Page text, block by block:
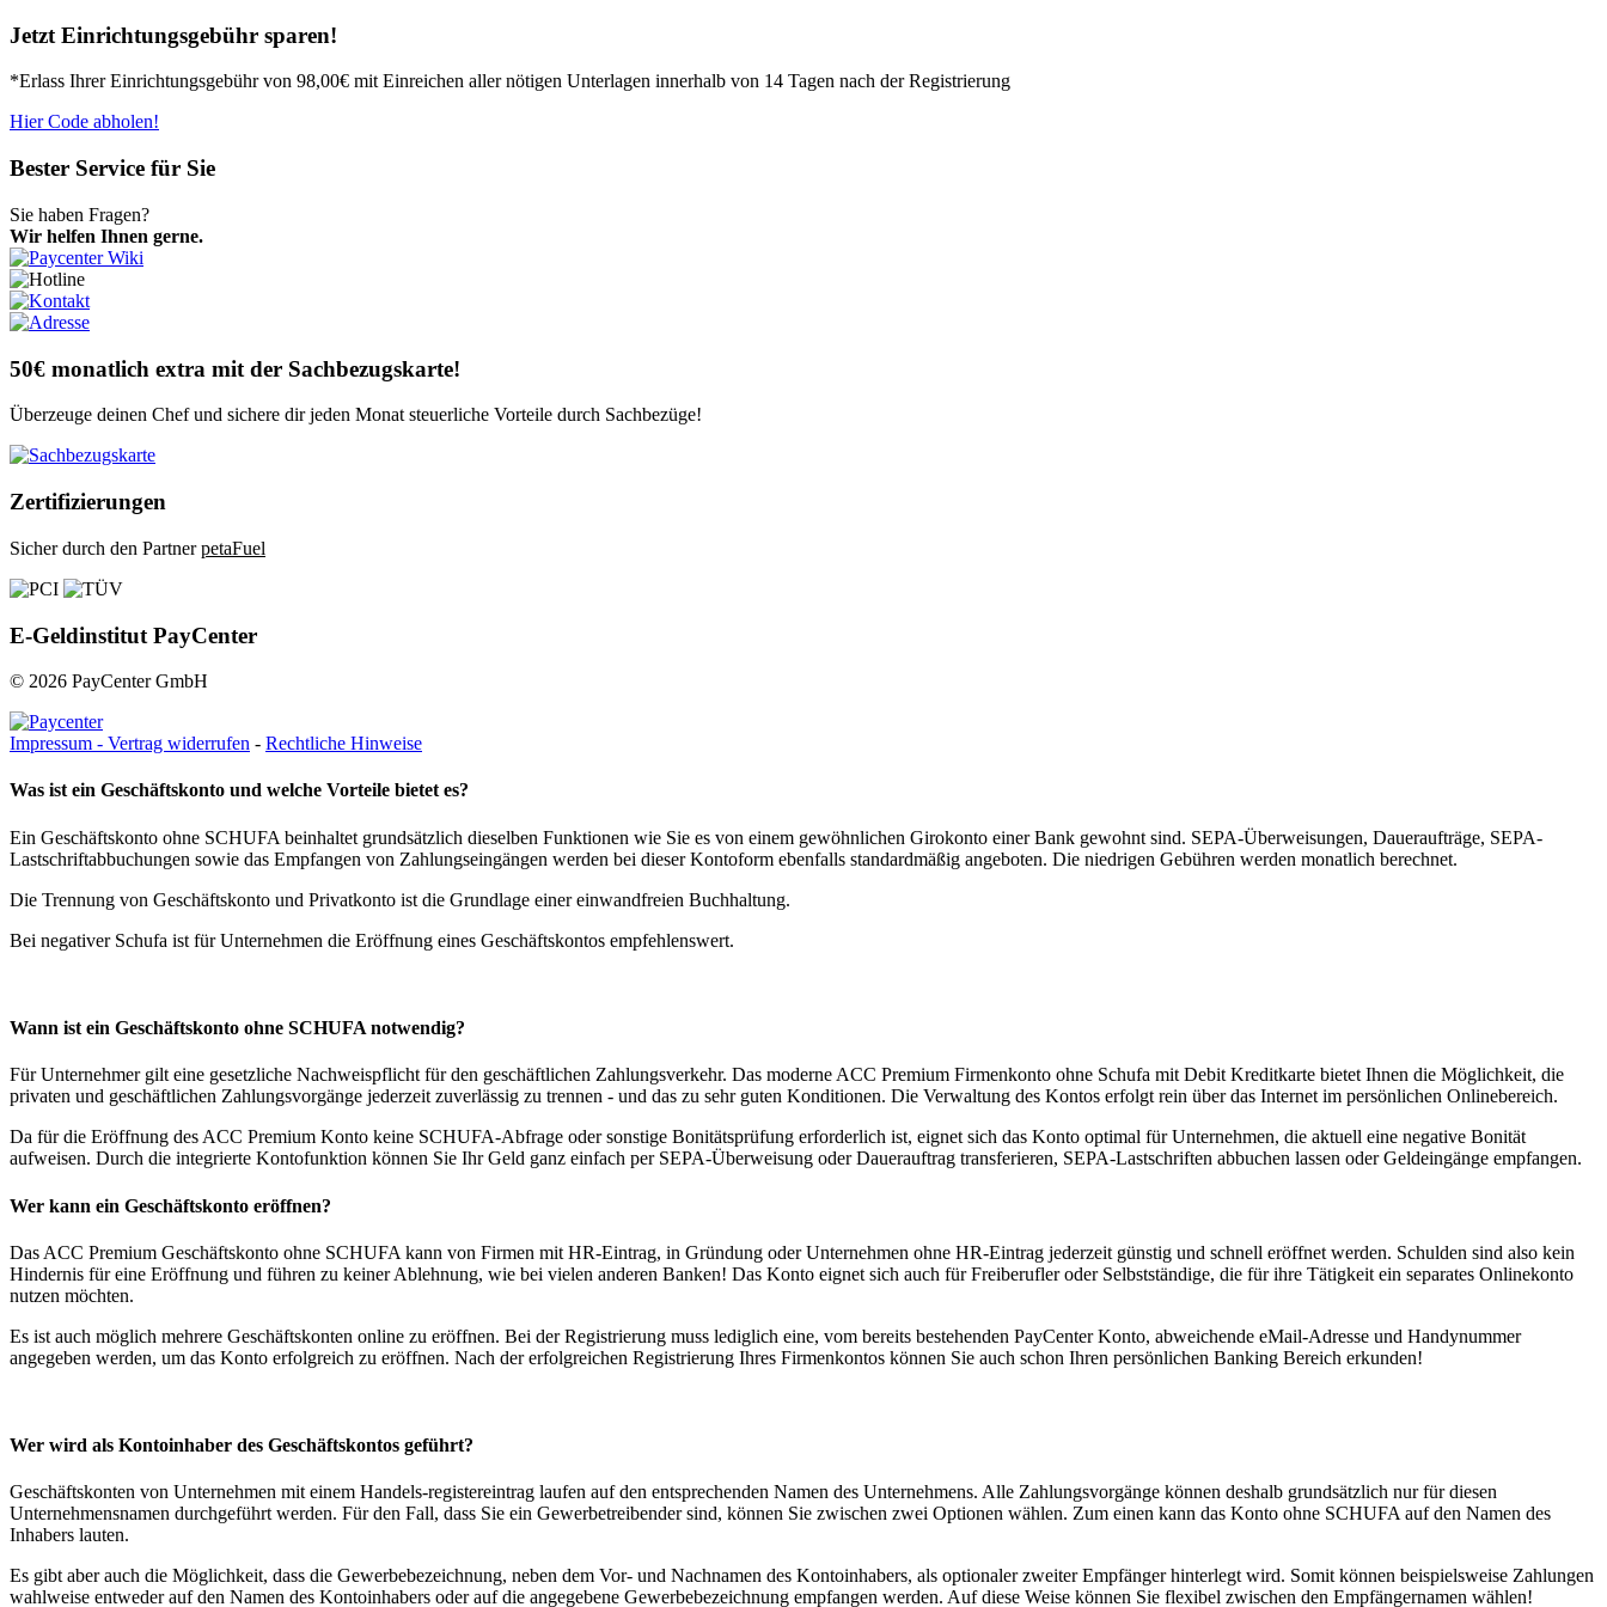
Jetzt Einrichtungsgebühr sparen!
*Erlass Ihrer Einrichtungsgebühr von 98,00€ mit Einreichen aller nötigen Unterlagen innerhalb von 14 Tagen nach der Registrierung
Hier Code abholen!
Bester Service für Sie
Sie haben Fragen?
Wir helfen Ihnen gerne.
50€ monatlich extra mit der Sachbezugskarte!
Überzeuge deinen Chef und sichere dir jeden Monat steuerliche Vorteile durch Sachbezüge!
Zertifizierungen
Sicher durch den PartnerpetaFuel
E-Geldinstitut PayCenter
© 2026 PayCenter GmbH
Impressum - Vertrag widerrufen - Rechtliche Hinweise
Was ist ein Geschäftskonto und welche Vorteile bietet es?
Ein Geschäftskonto ohne SCHUFA beinhaltet grundsätzlich dieselben Funktionen wie Sie es von einem gewöhnlichen Girokonto einer Bank gewohnt sind. SEPA-Überweisungen, Daueraufträge, SEPA-
Lastschriftabbuchungen sowie das Empfangen von Zahlungseingängen werden bei dieser Kontoform ebenfalls standardmäßig angeboten. Die niedrigen Gebühren werden monatlich berechnet.
Die Trennung von Geschäftskonto und Privatkonto ist die Grundlage einer einwandfreien Buchhaltung.
Bei negativer Schufa ist für Unternehmen die Eröffnung eines Geschäftskontos empfehlenswert.
Wann ist ein Geschäftskonto ohne SCHUFA notwendig?
Für Unternehmer gilt eine gesetzliche Nachweispflicht für den geschäftlichen Zahlungsverkehr. Das moderne ACC Premium Firmenkonto ohne Schufa mit Debit Kreditkarte bietet Ihnen die Möglichkeit, die
privaten und geschäftlichen Zahlungsvorgänge jederzeit zuverlässig zu trennen - und das zu sehr guten Konditionen. Die Verwaltung des Kontos erfolgt rein über das Internet im persönlichen Onlinebereich.
Da für die Eröffnung des ACC Premium Konto keine SCHUFA-Abfrage oder sonstige Bonitätsprüfung erforderlich ist, eignet sich das Konto optimal für Unternehmen, die aktuell eine negative Bonität
aufweisen. Durch die integrierte Kontofunktion können Sie Ihr Geld ganz einfach per SEPA-Überweisung oder Dauerauftrag transferieren, SEPA-Lastschriften abbuchen lassen oder Geldeingänge empfangen.
Wer kann ein Geschäftskonto eröffnen?
Das ACC Premium Geschäftskonto ohne SCHUFA kann von Firmen mit HR-Eintrag, in Gründung oder Unternehmen ohne HR-Eintrag jederzeit günstig und schnell eröffnet werden. Schulden sind also kein
Hindernis für eine Eröffnung und führen zu keiner Ablehnung, wie bei vielen anderen Banken! Das Konto eignet sich auch für Freiberufler oder Selbstständige, die für ihre Tätigkeit ein separates Onlinekonto
nutzen möchten.
Es ist auch möglich mehrere Geschäftskonten online zu eröffnen. Bei der Registrierung muss lediglich eine, vom bereits bestehenden PayCenter Konto, abweichende eMail-Adresse und Handynummer
angegeben werden, um das Konto erfolgreich zu eröffnen. Nach der erfolgreichen Registrierung Ihres Firmenkontos können Sie auch schon Ihren persönlichen Banking Bereich erkunden!
Wer wird als Kontoinhaber des Geschäftskontos geführt?
Geschäftskonten von Unternehmen mit einem Handels-registereintrag laufen auf den entsprechenden Namen des Unternehmens. Alle Zahlungsvorgänge können deshalb grundsätzlich nur für diesen
Unternehmensnamen durchgeführt werden. Für den Fall, dass Sie ein Gewerbetreibender sind, können Sie zwischen zwei Optionen wählen. Zum einen kann das Konto ohne SCHUFA auf den Namen des
Inhabers lauten.
Es gibt aber auch die Möglichkeit, dass die Gewerbebezeichnung, neben dem Vor- und Nachnamen des Kontoinhabers, als optionaler zweiter Empfänger hinterlegt wird. Somit können beispielsweise Zahlungen
wahlweise entweder auf den Namen des Kontoinhabers oder auf die angegebene Gewerbebezeichnung empfangen werden. Auf diese Weise können Sie flexibel zwischen den Empfängernamen wählen!